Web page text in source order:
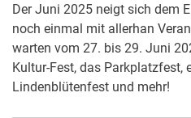
Der Juni 2025 neigt sich dem
noch einmal mit allerhan
warten vom 27. bis 29. Juni
Kultur-Fest, das Parkplatzfest,
Lindenblütenfest und mehr!